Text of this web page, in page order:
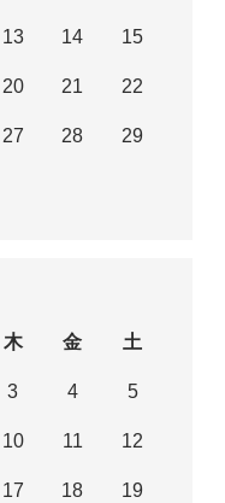
13 14 15
20 21 22
27 28 29
木 金 土
3 4 5
10 11 12
17 18 19